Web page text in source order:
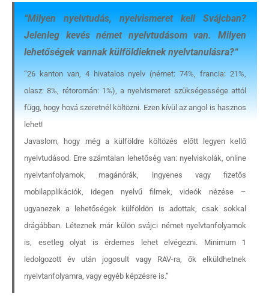
“Milyen nyelvtudás, nyelvismeret kell Svájcban?
Jelenleg kevés német nyelvtudásom van. Milyen
lehetőségek vannak külföldieknek nyelvtanulásra?“
“26 kanton van, 4 hivatalos nyelv (német: 74%, francia: 21%,
olasz: 8%, rétoromán: 1%), a nyelvismeret szükségessége attól
függ, hogy hová szeretnél költözni. Ezen kívül az angol is hasznos
lehet!
Javaslom, hogy még a külföldre költözés előtt legyen kellő
nyelvtudásod. Erre számtalan lehetőség van: nyelviskolák, online
nyelvtanfolyamok, magánórák, ingyenes vagy fizetős
mobilapplikációk, idegen nyelvű filmek, videók nézése –
ugyanezek a lehetőségek külföldön is adottak, csak sokkal
drágábban. Léteznek már külön svájci német nyelvtanfolyamok
is, esetleg olyat is érdemes lehet elvégezni. Minimum 1
ledolgozott év után jogosult vagy RAV-ra, ők elküldhetnek
nyelvtanfolyamra, vagy egyéb képzésre is.”